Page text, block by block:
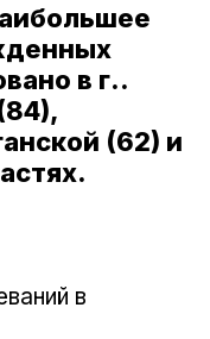
в г..
(62) и
в